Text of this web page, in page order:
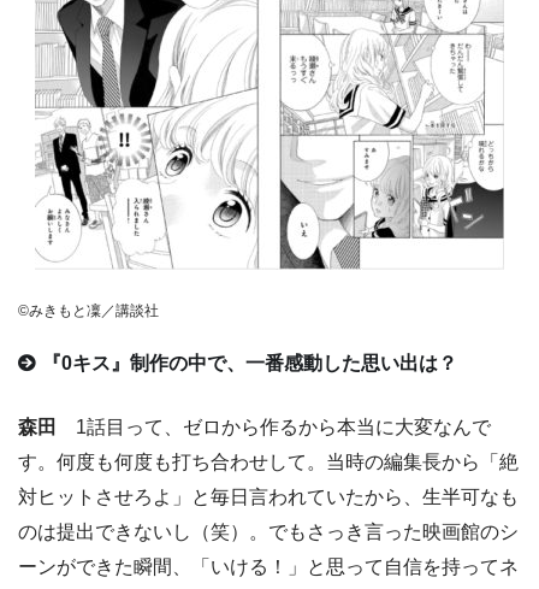
©みきもと凜／講談社
『0キス』制作の中で、一番感動した思い出は？
森田
1話目って、ゼロから作るから本当に大変なんで
す。何度も何度も打ち合わせして。当時の編集長から「絶
対ヒットさせろよ」と毎日言われていたから、生半可なも
のは提出できないし（笑）。でもさっき言った映画館のシ
ーンができた瞬間、「いける！」と思って自信を持ってネ